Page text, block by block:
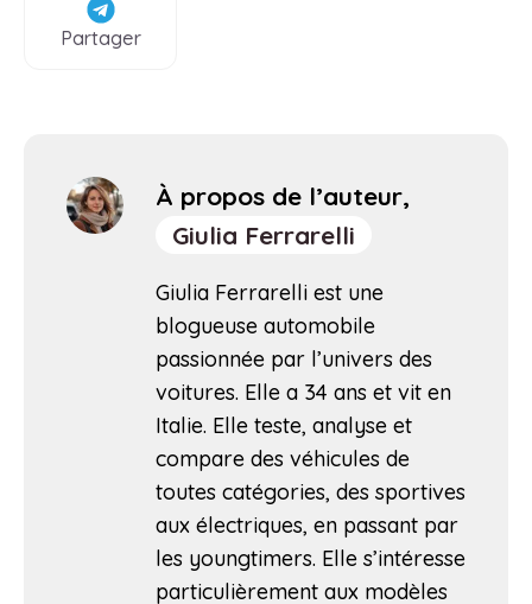
Partager
À propos de l’auteur,
Giulia Ferrarelli
Giulia Ferrarelli est une
blogueuse automobile
passionnée par l’univers des
voitures. Elle a 34 ans et vit en
Italie. Elle teste, analyse et
compare des véhicules de
toutes catégories, des sportives
aux électriques, en passant par
les youngtimers. Elle s’intéresse
particulièrement aux modèles